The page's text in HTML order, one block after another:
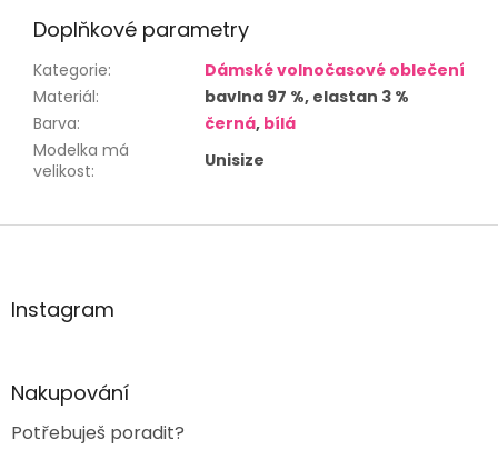
Doplňkové parametry
Kategorie:
Dámské volnočasové oblečení
Materiál:
bavlna 97 %, elastan 3 %
Barva: černá, bílá
Modelka má
velikost: Unisize
Z
aInstagram
Nakupování
Potřebuješ poradit?